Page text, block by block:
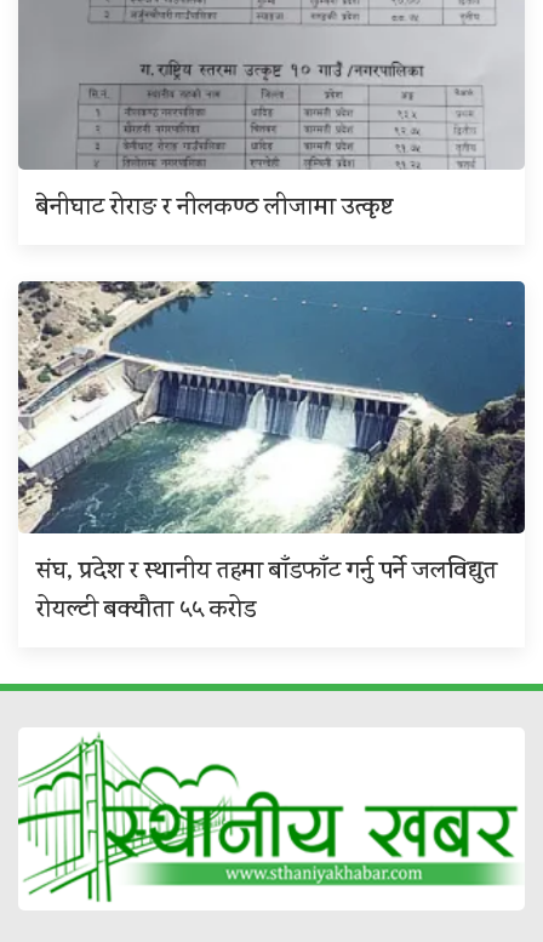
बेनीघाट रोराङ र नीलकण्ठ लीजामा उत्कृष्ट
संघ, प्रदेश र स्थानीय तहमा बाँडफाँट गर्नु पर्ने जलविद्युत
रोयल्टी बक्यौता ५५ करोड